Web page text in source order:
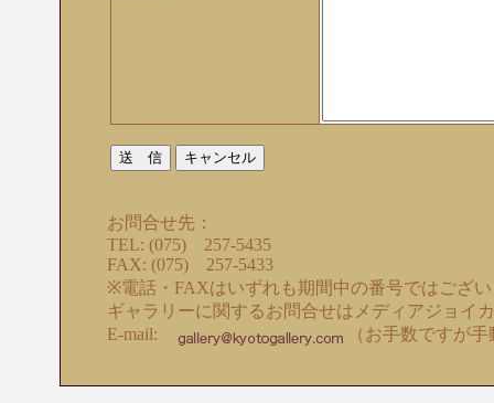
お問合せ先：
TEL: (075) 257-5435
FAX: (075) 257-5433
※電話・FAXはいずれも期間中の番号ではござ
ギャラリーに関するお問合せはメディアジョイ
E-mail:
（お手数ですが